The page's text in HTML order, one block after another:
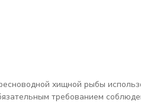
хищной рыбы
требованием